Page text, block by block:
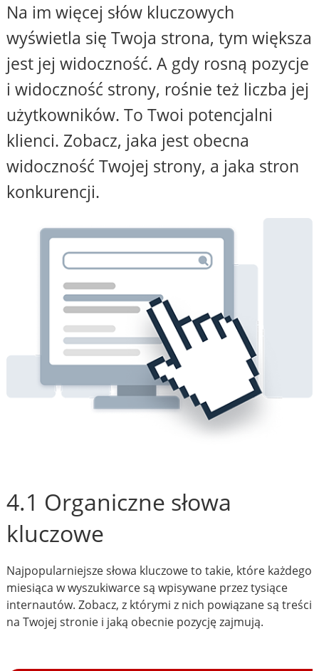
Na im więcej słów kluczowych
wyświetla się Twoja strona, tym większa
jest jej widoczność. A gdy rosną pozycje
i widoczność strony, rośnie też liczba jej
użytkowników. To Twoi potencjalni
klienci. Zobacz, jaka jest obecna
widoczność Twojej strony, a jaka stron
konkurencji.
4.1 Organiczne słowa
kluczowe
Najpopularniejsze słowa kluczowe to takie, które każdego
miesiąca w wyszukiwarce są wpisywane przez tysiące
internautów. Zobacz, z którymi z nich powiązane są treści
na Twojej stronie i jaką obecnie pozycję zajmują.